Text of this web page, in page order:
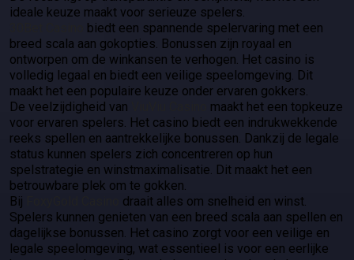
ideale keuze maakt voor serieuze spelers.
biedt een spannende spelervaring met een
breed scala aan gokopties. Bonussen zijn royaal en
ontworpen om de winkansen te verhogen. Het casino is
volledig legaal en biedt een veilige speelomgeving. Dit
maakt het een populaire keuze onder ervaren gokkers.
De veelzijdigheid van
maakt het een topkeuze
voor ervaren spelers. Het casino biedt een indrukwekkende
reeks spellen en aantrekkelijke bonussen. Dankzij de legale
status kunnen spelers zich concentreren op hun
spelstrategie en winstmaximalisatie. Dit maakt het een
betrouwbare plek om te gokken.
Bij
draait alles om snelheid en winst.
Spelers kunnen genieten van een breed scala aan spellen en
dagelijkse bonussen. Het casino zorgt voor een veilige en
legale speelomgeving, wat essentieel is voor een eerlijke